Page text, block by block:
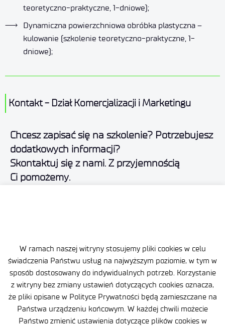
W ramach naszej witryny stosujemy pliki cookies w celu
świadczenia Państwu usług na najwyższym poziomie, w tym w
sposób dostosowany do indywidualnych potrzeb. Korzystanie
z witryny bez zmiany ustawień dotyczących cookies oznacza,
że pliki opisane w Polityce Prywatności będą zamieszczane na
Państwa urządzeniu końcowym. W każdej chwili możecie
Państwo zmienić ustawienia dotyczące plików cookies w
teoretyczno-praktyczne, 1-dniowe);
Dynamiczna powierzchniowa obróbka plastyczna –
kulowanie (szkolenie teoretyczno-praktyczne, 1-
dniowe);
Kontakt - Dział Komercjalizacji i Marketingu
Chcesz zapisać się na szkolenie? Potrzebujesz
dodatkowych informacji?
Skontaktuj się z nami. Z przyjemnością
Ci pomożemy.
22 560 25 23
784 617 795
beata.dabrowska@wit.lukasiewicz.gov.pl